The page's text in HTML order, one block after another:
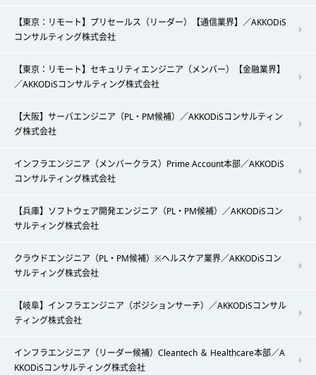
【東京：リモート】プリセールス（リーダー）【通信業界】／AKKODiS
コンサルティング株式会社
【東京：リモート】セキュリティエンジニア（メンバー）【金融業界】
／AKKODiSコンサルティング株式会社
【大阪】サーバエンジニア（PL・PM候補）／AKKODiSコンサルティン
グ株式会社
インフラエンジニア（メンバークラス）Prime Account本部／AKKODiS
コンサルティング株式会社
【兵庫】ソフトウェア開発エンジニア（PL・PM候補）／AKKODiSコン
サルティング株式会社
クラウドエンジニア（PL・PM候補）※ヘルスケア業界／AKKODiSコン
サルティング株式会社
【岐阜】インフラエンジニア（ポジションサーチ）／AKKODiSコンサル
ティング株式会社
インフラエンジニア（リーダー候補）Cleantech ＆ Healthcare本部／A
KKODiSコンサルティング株式会社